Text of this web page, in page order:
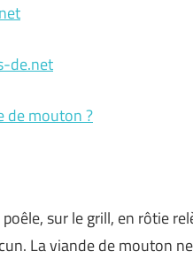
de.net
de mouton ?
sur le grill, en rôtie
La viande de mouton